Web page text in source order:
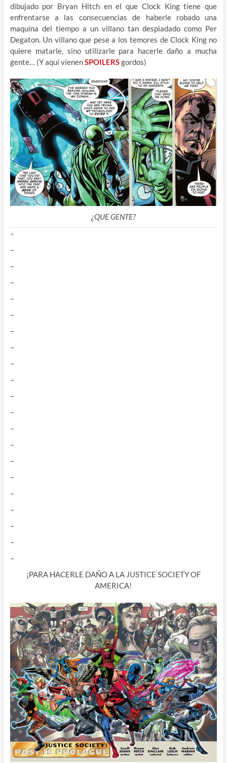
dibujado por Bryan Hitch en el que Clock King tiene que
enfrentarse a las consecuencias de haberle robado una
maquina del tiempo a un villano tan despiadado como Per
Degaton. Un villano que pese a los temores de Clock King no
quiere matarle, sino utilizarle para hacerle daño a mucha
gente… (Y aquí vienenSPOILERSgordos)
¿QUE GENTE?
–
–
–
–
–
–
–
–
–
–
–
–
–
–
–
–
–
–
–
–
–
¡PARA HACERLE DAÑO A LA JUSTICE SOCIETY OF
AMERICA!